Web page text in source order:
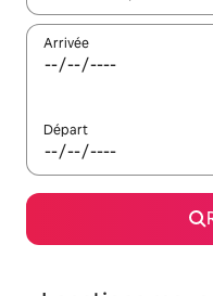
Arrivée
Départ